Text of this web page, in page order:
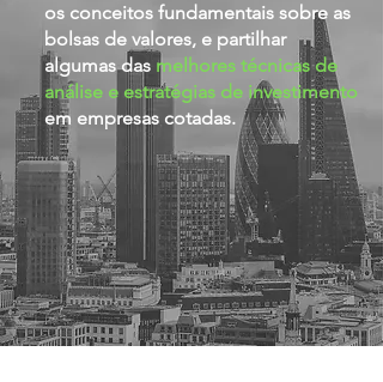
os conceitos fundamentais sobre as
bolsas de valores, e partilhar
algumas das melhores técnicas de
análise e estratégias de investimento
em empresas cotadas.